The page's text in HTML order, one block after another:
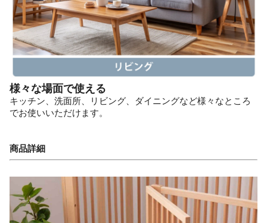
様々な場面で使える
キッチン、洗面所、リビング、ダイニングなど様々なところ
でお使いいただけます。
商品詳細